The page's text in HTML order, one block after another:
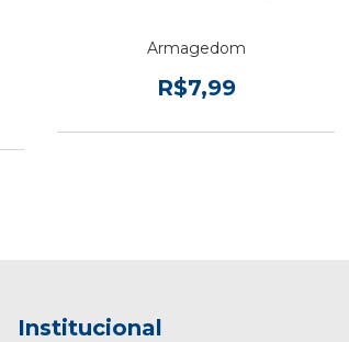
Armagedom
R$7,99
Institucional